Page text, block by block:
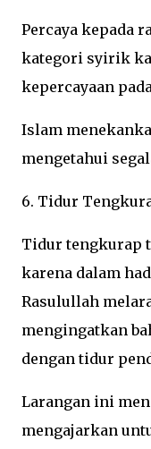
Percaya kepada
kategori syirik
kepercayaan
Islam
mengetahui
6. Tidur
Tidur tengkurap
karena dalam
Rasulullah
mengingatkan
dengan tidur
Larangan ini
mengajarkan